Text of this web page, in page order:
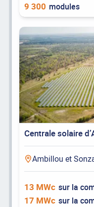
9 300 modules
Centrale solaire
Ambillou et
13 MWc sur la
17 MWc sur la